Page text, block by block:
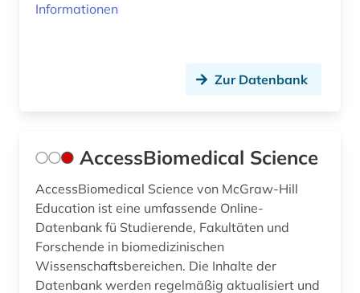
Informationen
Zur Datenbank
AccessBiomedical Science
AccessBiomedical Science von McGraw-Hill
Education ist eine umfassende Online-
Datenbank fü Studierende, Fakultäten und
Forschende in biomedizinischen
Wissenschaftsbereichen. Die Inhalte der
Datenbank werden regelmäßig aktualisiert und